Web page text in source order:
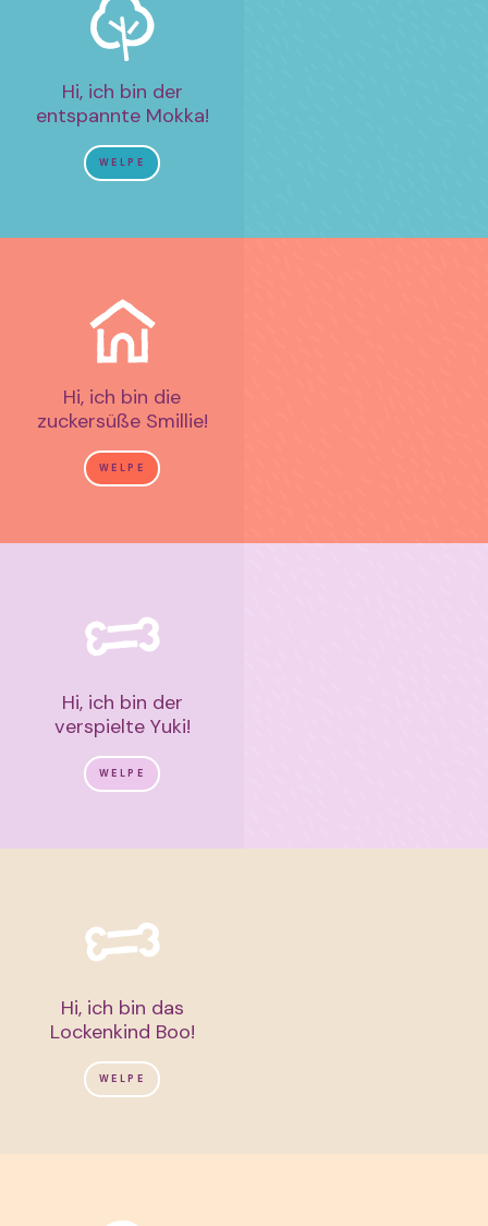
Hi, ich bin der
entspannte Mokka!
WELPE
Hi, ich bin die
zuckersüße Smillie!
WELPE
Hi, ich bin der
verspielte Yuki!
WELPE
Hi, ich bin das
Lockenkind Boo!
WELPE